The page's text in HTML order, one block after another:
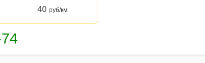
40 руб/км